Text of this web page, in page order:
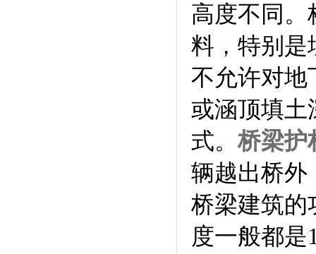
高度不同。
料，特别是
不允许对地
或涵顶填土
式。桥梁护
辆越出桥外
桥梁建筑的
度一般都